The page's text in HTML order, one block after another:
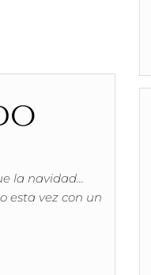
la navidad…
esta vez con un